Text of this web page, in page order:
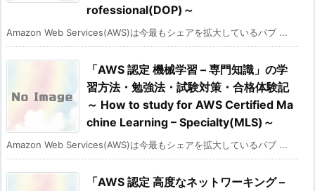
rofessional(DOP)～
Amazon Web Services(AWS)は今最もシェアを拡大しているパブ ...
「AWS 認定 機械学習 – 専門知識」の学
習方法・勉強法・試験対策・合格体験記
～ How to study for AWS Certified Ma
chine Learning – Specialty(MLS)～
Amazon Web Services(AWS)は今最もシェアを拡大しているパブ ...
「AWS 認定 高度なネットワーキング –